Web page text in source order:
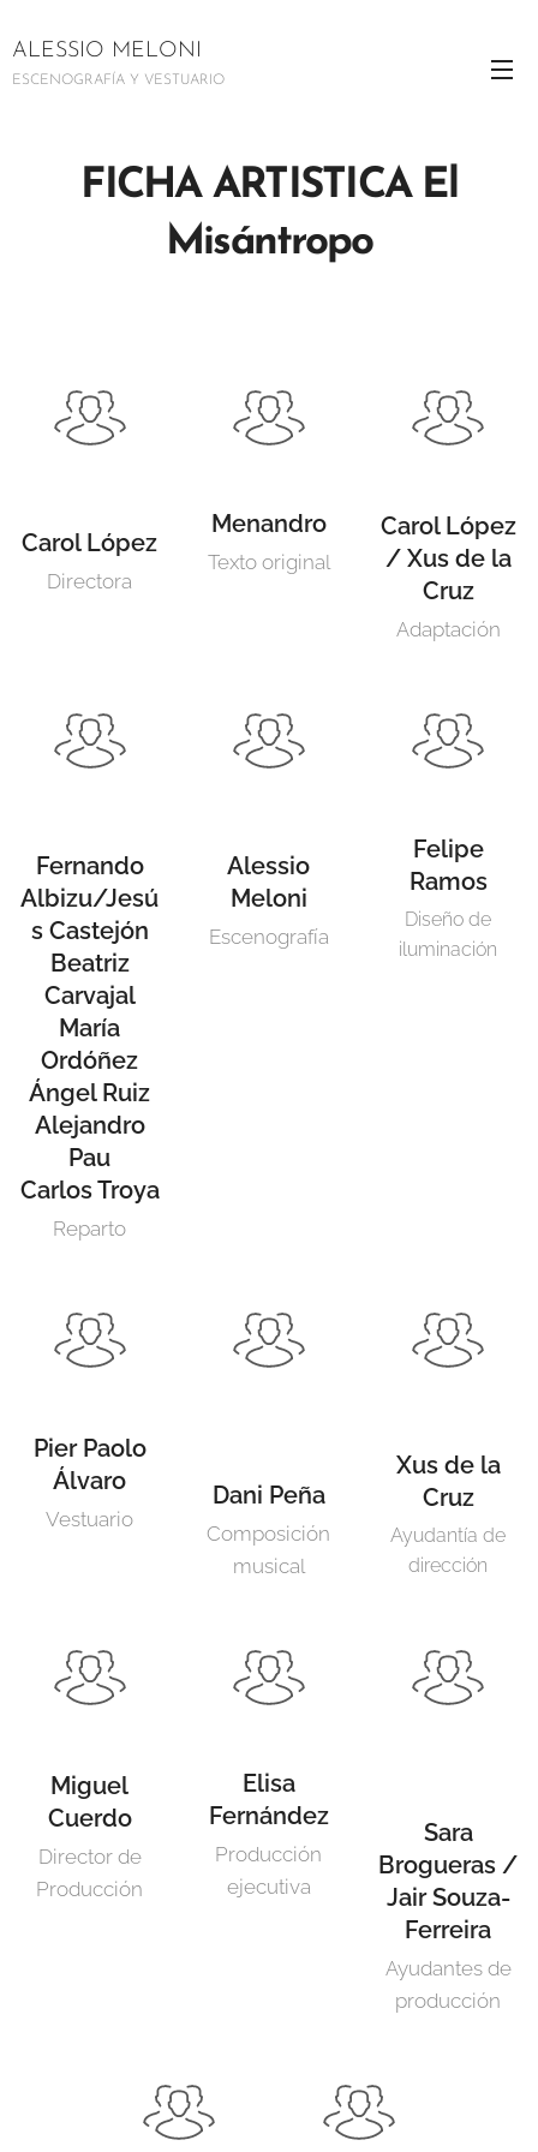
ALESSIO MELONI
ESCENOGRAFÍA Y VESTUARIO
FICHA ARTISTICA El
Misántropo
Carol López
Directora
Menandro
Texto original
Carol López
/ Xus de la
Cruz
Adaptación
Fernando
Albizu/Jesú
s Castejón
Beatriz
Carvajal
María
Ordóñez
Ángel Ruiz
Alejandro
Pau
Carlos Troya
Reparto
Alessio
Meloni
Escenografía
Felipe
Ramos
Diseño de
iluminación
Pier Paolo
Álvaro
Vestuario
Dani Peña
Composición
musical
Xus de la
Cruz
Ayudantía de
dirección
Miguel
Cuerdo
Director de
Producción
Elisa
Fernández
Producción
ejecutiva
Sara
Brogueras /
Jair Souza-
Ferreira
Ayudantes de
producción